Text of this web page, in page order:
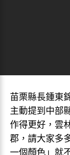
苗栗縣長鍾東
主動提到中部
作得更好，雲
郡，請大家多
一個顏色」就